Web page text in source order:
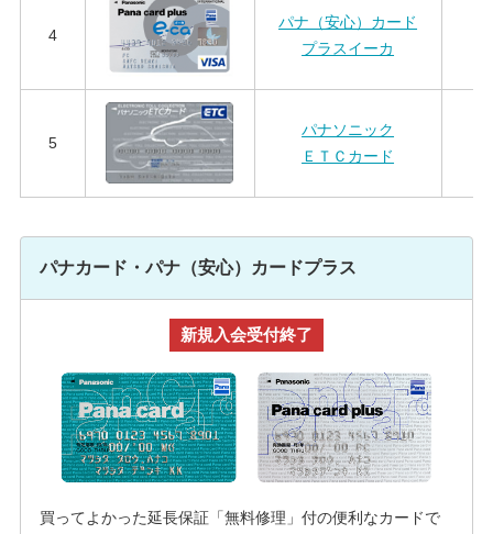
4
パナ（安心）カード
プラスイーカ
5
パナソニック
ＥＴＣカード
パナカード・パナ（安心）カードプラス
新規入会受付終了
買ってよかった延長保証「無料修理」付の便利なカードで